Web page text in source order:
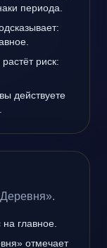
периода.
риск:
действуете
главное.
отмечает